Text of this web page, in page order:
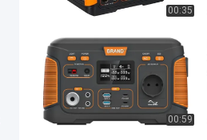
00:35
00:59